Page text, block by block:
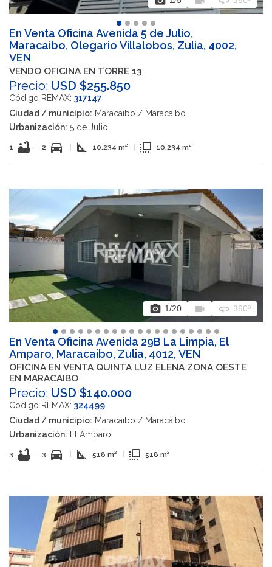
En Venta Oficina Avenida 5 de Julio,
Maracaibo, Olegario Villalobos, Zulia, 4002,
VEN
VENDO OFICINA EN TORRE 13
Precio: USD $255.850
Código REMAX: 317147
Ciudad / municipio: Maracaibo / Maracaibo
Urbanización: 5 de Julio
1 bathtub 2 directions_car square_foot 10.234 m² flip_to_front 10.234 m²
photo_camera 1/20 videocam 360 360º
En Venta Oficina Avenida 29B La Limpia, El
Amparo, Maracaibo, Zulia, 4012, VEN
OFICINA EN VENTA QUINTA LUZ ELENA ZONA OESTE
EN MARACAIBO
Precio: USD $140.000
Código REMAX: 324499
Ciudad / municipio: Maracaibo / Maracaibo
Urbanización: El Amparo
3 bathtub 3 directions_car square_foot 518 m² flip_to_front 518 m²